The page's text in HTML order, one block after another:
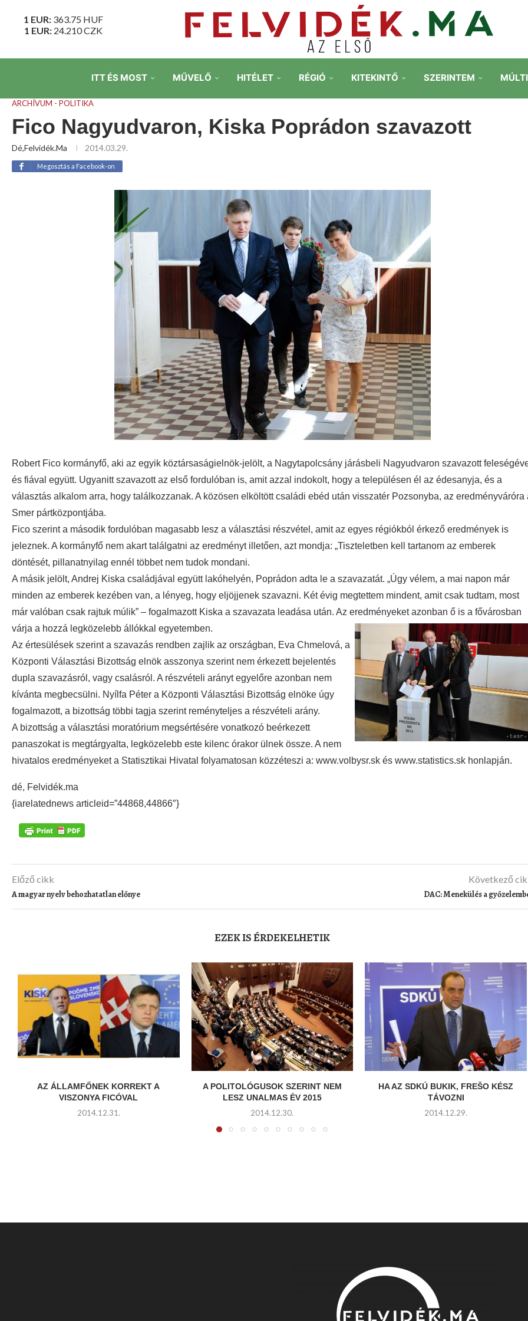
1 EUR: 363.75 HUF
1 EUR: 24.210CZK
ITT ÉS MOST MŰVELŐ HITÉLET RÉGIÓ KITEKINTŐ SZERINTEM
ARCHÍVUM - POLITIKA
Fico Nagyudvaron, Kiska Poprádon szavazott
Dé,Felvidék.ma 2014.03.29.
Megosztás a Facebook-on
Robert Fico kormányfő, aki az egyik köztársaságielnök-jelölt, a Nagytapolcsány járásbeli Nagyudvaron szavazott
és fiával együtt. Ugyanitt szavazott az első fordulóban is, amit azzal indokolt, hogy a településen él az édesanyja, és a
választás alkalom arra, hogy találkozzanak. A közösen elköltött családi ebéd után visszatér Pozsonyba, az eredményváróra
Smer pártközpontjába.
Fico szerint a második fordulóban magasabb lesz a választási részvétel, amit az egyes régiókból érkező eredmények is
jeleznek. A kormányfő nem akart találgatni az eredményt illetően, azt mondja: „Tiszteletben kell tartanom az emberek
döntését, pillanatnyilag ennél többet nem tudok mondani.
A másik jelölt, Andrej Kiska családjával együtt lakóhelyén, Poprádon adta le a szavazatát. „Úgy vélem, a mai napon már
minden az emberek kezében van, a lényeg, hogy eljöjjenek szavazni. Két évig megtettem mindent, amit csak tudtam, most
már valóban csak rajtuk múlik” – fogalmazott Kiska a szavazata leadása után. Az eredményeket azonban ő is a fővárosban
várja a hozzá legközelebb állókkal egyetemben.
Az értesülések szerint a szavazás rendben zajlik az országban, Eva Chmelová, a
Központi Választási Bizottság elnök asszonya szerint nem érkezett bejelentés
dupla szavazásról, vagy csalásról. A részvételi arányt egyelőre azonban nem
kívánta megbecsülni. Nyílfa Péter a Központi Választási Bizottság elnöke úgy
fogalmazott, a bizottság többi tagja szerint reményteljes a részvételi arány.
A bizottság a választási moratórium megsértésére vonatkozó beérkezett
panaszokat is megtárgyalta, legközelebb este kilenc órakor ülnek össze. A nem
hivatalos eredményeket a Statisztikai Hivatal folyamatosan közzéteszi a: www.volbysr.sk és www.statistics.sk honlapján.
dé, Felvidék.ma
{iarelatednews articleid=”44868,44866″}
Előző cikk
A magyar nyelv behozhatatlan előnye
Következő
DAC: Menekülés a
EZEK IS ÉRDEKELHETIK
AZ ÁLLAMFŐNEK KORREKT A
VISZONYA FICÓVAL
2014.12.31.
A POLITOLÓGUSOK SZERINT NEM
LESZ UNALMAS ÉV 2015
2014.12.30.
HA AZ SDKÚ BUKIK, FREŠO KÉSZ
TÁVOZNI
2014.12.29.